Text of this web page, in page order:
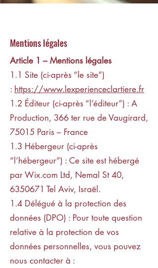
Mentions légales
Article 1 – Mentions légales
1.1 Site (ci-après “le site”)
: https://www.lexperienceclartiere.fr
1.2 Éditeur (ci-après “l’éditeur”) : A
Production, 366 ter rue de Vaugirard,
75015 Paris – France
1.3 Hébergeur (ci-après
“l’hébergeur”) : Ce site est hébergé
par Wix.com Ltd, Nemal St 40,
6350671 Tel Aviv, Israël.
1.4 Délégué à la protection des
données (DPO) : Pour toute question
relative à la protection de vos
données personnelles, vous pouvez
nous contacter à :